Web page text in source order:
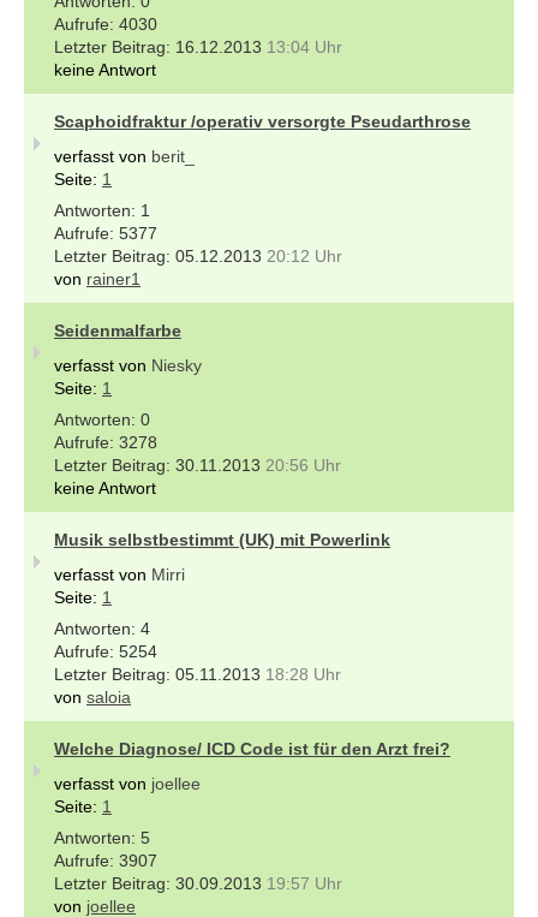
4030
16.12.2013 13:04 Uhr
keine Antwort
Scaphoidfraktur /operativ versorgte Pseudarthrose
verfasst von berit_
Seite: 1
1
5377
05.12.2013 20:12 Uhr
von rainer1
Seidenmalfarbe
verfasst von Niesky
Seite: 1
0
3278
30.11.2013 20:56 Uhr
keine Antwort
Musik selbstbestimmt (UK) mit Powerlink
verfasst von Mirri
Seite: 1
4
5254
05.11.2013 18:28 Uhr
von saloia
Welche Diagnose/ ICD Code ist für den Arzt frei?
verfasst von joellee
Seite: 1
5
3907
30.09.2013 19:57 Uhr
von joellee